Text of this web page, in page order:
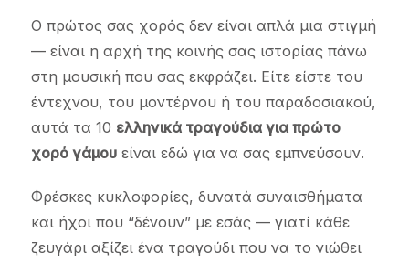
Ο πρώτος σας χορός δεν είναι απλά μια στιγμή
— είναι η αρχή της κοινής σας ιστορίας πάνω
στη μουσική που σας εκφράζει. Είτε είστε του
έντεχνου, του μοντέρνου ή του παραδοσιακού,
αυτά τα 10 ελληνικά τραγούδια για πρώτο
χορό γάμουείναι εδώ για να σας εμπνεύσουν.
Φρέσκες κυκλοφορίες, δυνατά συναισθήματα
και ήχοι που “δένουν” με εσάς — γιατί κάθε
ζευγάρι αξίζει ένα τραγούδι που να το νιώθει